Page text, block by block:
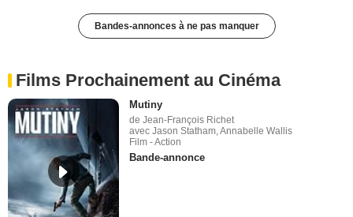
Bandes-annonces à ne pas manquer
Films Prochainement au Cinéma
Mutiny
de Jean-François Richet
avec Jason Statham, Annabelle Wallis
Film - Action
Bande-annonce